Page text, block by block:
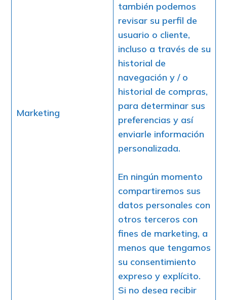
Marketing
también podemos
revisar su perfil de
usuario o cliente,
incluso a través de su
historial de
navegación y / o
historial de compras,
para determinar sus
preferencias y así
enviarle información
personalizada.
En ningún momento
compartiremos sus
datos personales con
otros terceros con
fines de marketing, a
menos que tengamos
su consentimiento
expreso y explícito.
Si no desea recibir